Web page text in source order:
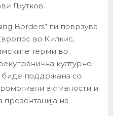
Љутков.
Borders” ги поврзува
во Килкис,
терми во
културно-
биде поддржана со
активности и
на